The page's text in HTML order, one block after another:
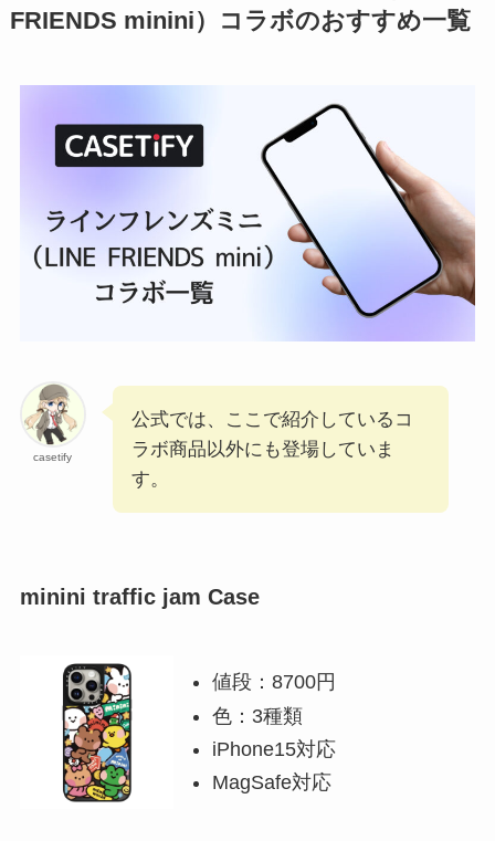
FRIENDS minini）コラボのおすすめ一覧
casetify
公式では、ここで紹介しているコ
ラボ商品以外にも登場していま
す。
minini traffic jam Case
値段：8700円
色：3種類
iPhone15対応
MagSafe対応